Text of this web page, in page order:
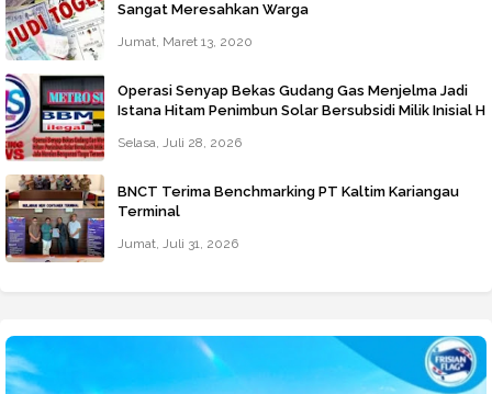
Sangat Meresahkan Warga
Jumat, Maret 13, 2020
Operasi Senyap Bekas Gudang Gas Menjelma Jadi
Istana Hitam Penimbun Solar Bersubsidi Milik Inisial H
Hukum
Selasa, Juli 28, 2026
BNCT Terima Benchmarking PT Kaltim Kariangau
Terminal
Jumat, Juli 31, 2026